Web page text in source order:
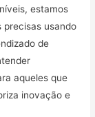
estamos
precisas usando
de
aqueles que
inovação e